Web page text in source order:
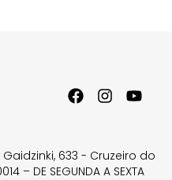
Gaidzinki, 633 - Cruzeiro do
– DE SEGUNDA A SEXTA